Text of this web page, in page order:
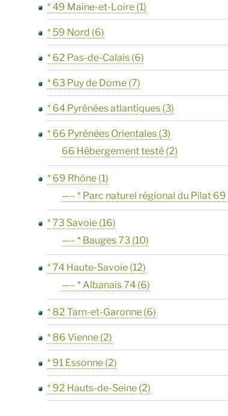
* 49 Maine-et-Loire (1)
* 59 Nord (6)
* 62 Pas-de-Calais (6)
* 63 Puy de Dome (7)
* 64 Pyrénées atlantiques (3)
* 66 Pyrénées Orientales (3)
66 Hébergement testé (2)
* 69 Rhône (1)
—– * Parc naturel régional du Pilat 69
* 73 Savoie (16)
—– * Bauges 73 (10)
* 74 Haute-Savoie (12)
—– * Albanais 74 (6)
* 82 Tarn-et-Garonne (6)
* 86 Vienne (2)
* 91 Essonne (2)
* 92 Hauts-de-Seine (2)